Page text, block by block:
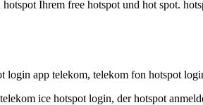
Ihrem free hotspot und hot spot.
app telekom, telekom fon hotspot
ice hotspot login, der hotspot